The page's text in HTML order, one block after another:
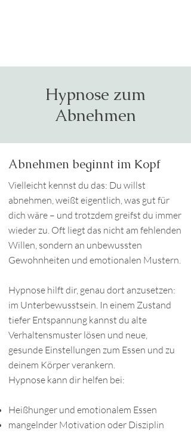
Hypnose zum
Abnehmen
Abnehmen beginnt im Kopf
Vielleicht kennst du das: Du willst
abnehmen, weißt eigentlich, was gut für
dich wäre – und trotzdem greifst du immer
wieder zu. Oft liegt das nicht am fehlenden
Willen, sondern an unbewussten
Gewohnheiten und emotionalen Mustern.
Hypnose hilft dir, genau dort anzusetzen:
im Unterbewusstsein. In einem Zustand
tiefer Entspannung kannst du alte
Verhaltensmuster lösen und neue,
gesunde Einstellungen zum Essen und zu
deinem Körper verankern.
Hypnose kann dir helfen bei:
Heißhunger und emotionalem Essen
mangelnder Motivation oder Disziplin